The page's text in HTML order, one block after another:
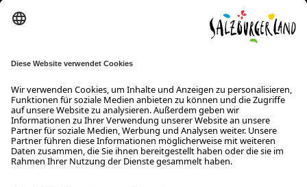
+43 662 6688 0
ÖFFNUNGSZEITEN
Wir freuen uns auf Ihre Anfrage!
Gerne stehen wir Ihnen von Montag bis Donnerstag von 08:00 bis